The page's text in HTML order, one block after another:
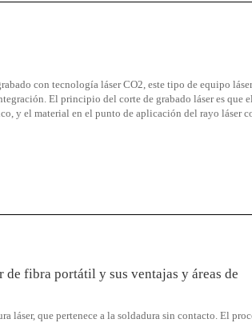
con tecnología láser CO2, este tipo de equipo
El principio del corte de grabado láser es que
y el material en el punto de aplicación del rayo láser
de fibra portátil y sus ventajas y áreas de
láser, que pertenece a la soldadura sin contacto. El